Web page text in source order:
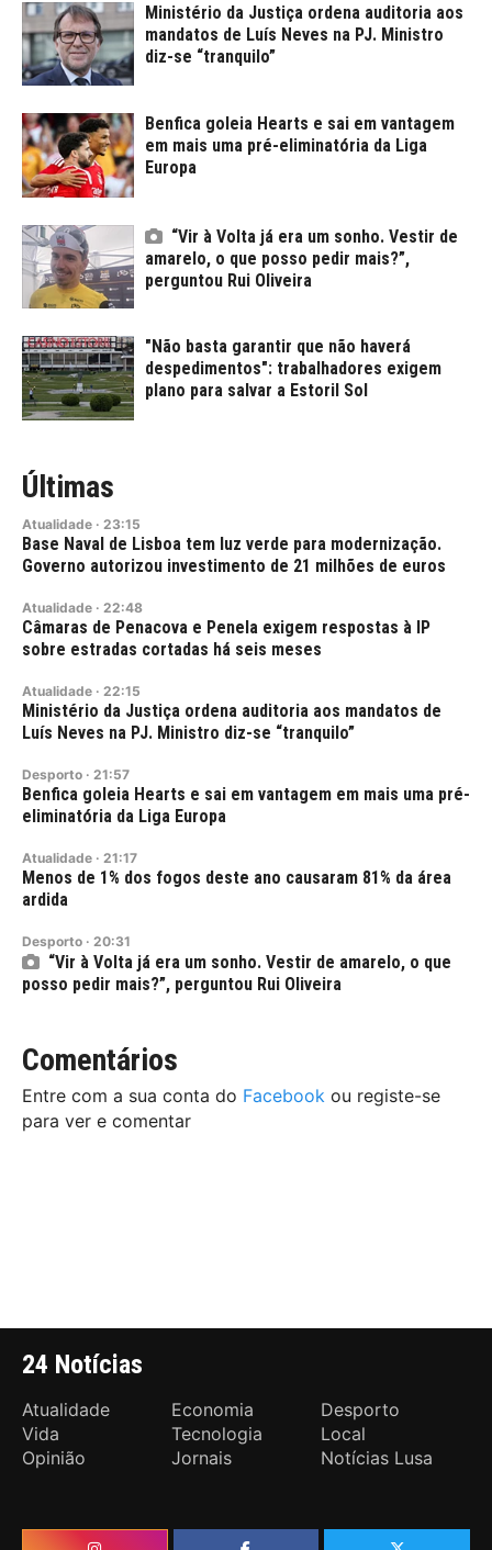
Ministério da Justiça ordena auditoria aos
mandatos de Luís Neves na PJ. Ministro
diz-se “tranquilo”
Benfica goleia Hearts e sai em vantagem
em mais uma pré-eliminatória da Liga
Europa
“Vir à Volta já era um sonho. Vestir de
amarelo, o que posso pedir mais?”,
perguntou Rui Oliveira
"Não basta garantir que não haverá
despedimentos": trabalhadores exigem
plano para salvar a Estoril Sol
Últimas
Atualidade · 23:15
Base Naval de Lisboa tem luz verde para modernização.
Governo autorizou investimento de 21 milhões de euros
Atualidade · 22:48
Câmaras de Penacova e Penela exigem respostas à IP
sobre estradas cortadas há seis meses
Atualidade · 22:15
Ministério da Justiça ordena auditoria aos mandatos de
Luís Neves na PJ. Ministro diz-se “tranquilo”
Desporto · 21:57
Benfica goleia Hearts e sai em vantagem em mais uma pré-
eliminatória da Liga Europa
Atualidade · 21:17
Menos de 1% dos fogos deste ano causaram 81% da área
ardida
Desporto · 20:31
“Vir à Volta já era um sonho. Vestir de amarelo, o que
posso pedir mais?”, perguntou Rui Oliveira
Comentários
Entre com a sua conta do Facebook ou registe-se
para ver e comentar
24 Notícias
Atualidade Economia
Desporto
Vida
Tecnologia
Local
Opinião
Jornais Notícias Lusa